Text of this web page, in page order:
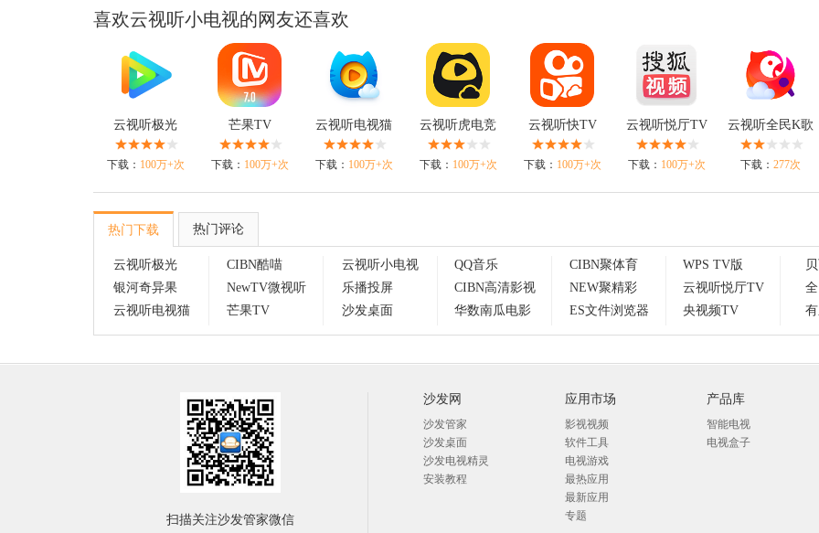
喜欢云视听小电视的网友还喜欢
云视听极光
下载： 100万+次
芒果TV
下载： 100万+次
云视听电视猫
下载： 100万+次
云视听虎电竞
下载： 100万+次
云视听快TV
下载： 100万+次
云视听悦厅TV
下载： 100万+次
云视听全民K歌
下载： 277次
热门下载 热门评论
云视听极光
银河奇异果
云视听电视猫
CIBN酷喵
NewTV微视听
芒果TV
云视听小电视
乐播投屏
沙发桌面
QQ音乐
CIBN高清影视
华数南瓜电影
CIBN聚体育
NEW聚精彩
ES文件浏览器
WPS TV版
云视听悦厅TV
央视频TV
扫描关注沙发管家微信
沙发网
沙发管家
沙发桌面
沙发电视精灵
安装教程
应用市场
影视视频
软件工具
电视游戏
最热应用
最新应用
专题
产品库
智能电视
电视盒子